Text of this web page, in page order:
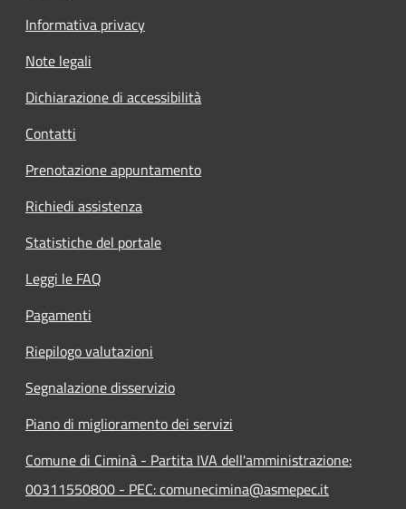
Informativa privacy
Note legali
Dichiarazione di accessibilità
Contatti
Prenotazione appuntamento
Richiedi assistenza
Statistiche del portale
Leggi le FAQ
Pagamenti
Riepilogo valutazioni
Segnalazione disservizio
Piano di miglioramento dei servizi
Comune di Ciminà - Partita IVA dell'amministrazione:
00311550800 - PEC: comunecimina@asmepec.it